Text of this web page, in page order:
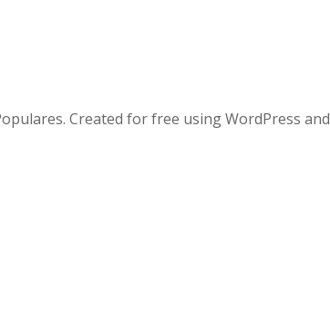
Created for free using WordPress and